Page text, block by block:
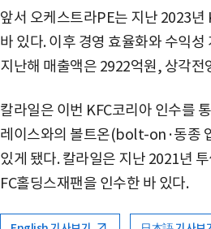
앞서 오케스트라PE는 지난 2023
바 있다. 이후 경영 효율화와 수익
지난해 매출액은 2922억원, 상각
칼라일은 이번 KFC코리아 인수를
레이스와의 볼트온(bolt-on·동종
있게 됐다. 칼라일은 지난 2021년
FC홀딩스재팬을 인수한 바 있다.